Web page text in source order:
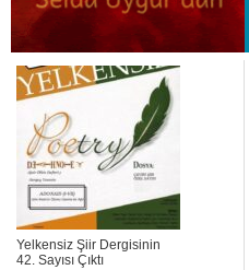
Yelkensiz Şiir Dergisinin
42. Sayısı Çıktı